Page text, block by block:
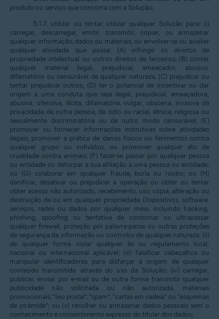
produto ou serviço que concorra com a Solução;
5.1.7. utilizar ou tentar utilizar qualquer Solução para: (i)
carregar, descarregar, emitir, transmitir, copiar, ou armazenar
qualquer informação, dados ou materiais, ou envolver-se ou auxiliar
qualquer atividade que possa: (A) infringir os direitos de
propriedade intelectual ou outros direitos de terceiros; (B) conter
qualquer material ilegal, prejudicial, ameaçador, abusivo,
difamatório ou censurável de qualquer natureza, (C) prejudicar ou
tentar prejudicar outros; (D) ter o potencial de incentivar ou dar
origem a uma conduta que seja ilegal, prejudicial, ameaçadora,
abusiva, ofensiva, ilícita, difamatória, vulgar, obscena, invasiva da
privacidade de outra pessoa, de ódio ou racial, étnica, religiosa ou
sexualmente discriminatória ou de outro modo censurável; (E)
promover ou fornecer informações instrutivas sobre atividades
ilegais, promover a prática de danos físicos ou ferimentos contra
qualquer grupo ou indivíduo, ou promover qualquer ato de
crueldade contra animais; (F) fazer-se passar por qualquer pessoa
ou entidade ou deturpar a sua afiliação a uma pessoa ou entidade;
ou (G) colaborar em qualquer fraude, burla ou roubo; ou (H)
danificar, desativar ou prejudicar a operação ou obter ou tentar
obter acesso não autorizado, recebimento, uso, cópia, alteração ou
destruição de ou em qualquer propriedade, Dispositivos, software,
serviços, redes ou dados por qualquer meio, incluindo hacking,
phishing, spoofing ou tentativa de contornar ou ultrapassar
qualquer firewall, proteção por palavra-passe ou outras proteções
de segurança da informação ou controlos de qualquer natureza; (ii)
de qualquer forma violar qualquer lei ou regulamento local,
nacional ou internacional aplicável; (iii) falsificar cabeçalhos ou
manipular identificadores para disfarçar a origem de qualquer
conteúdo transmitido através do uso da Solução; (iv) carregar,
publicar, enviar por e-mail ou de outra forma transmitir qualquer
publicidade não solicitada ou não autorizada, materiais
promocionais, “lixo postal”, “spam”, “cartas em cadeia” ou “esquemas
de pirâmide”; ou (v) recolher ou armazenar dados pessoais sem o
conhecimento e consentimento expresso do titular dos dados;